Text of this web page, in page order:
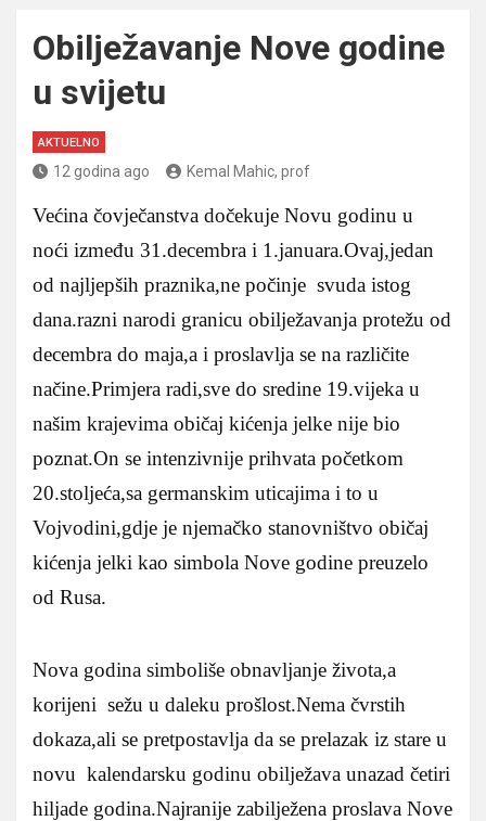
Obilježavanje Nove godine
u svijetu
AKTUELNO
12 godina ago Kemal Mahic, prof
Većina čovječanstva dočekuje Novu godinu u
noći između 31.decembra i 1.januara.Ovaj,jedan
od najljepših praznika,ne počinje svuda istog
dana.razni narodi granicu obilježavanja protežu od
decembra do maja,a i proslavlja se na različite
načine.Primjera radi,sve do sredine 19.vijeka u
našim krajevima običaj kićenja jelke nije bio
poznat.On se intenzivnije prihvata početkom
20.stoljeća,sa germanskim uticajima i to u
Vojvodini,gdje je njemačko stanovništvo običaj
kićenja jelki kao simbola Nove godine preuzelo
od Rusa.
Nova godina simboliše obnavljanje života,a
korijeni sežu u daleku prošlost.Nema čvrstih
dokaza,ali se pretpostavlja da se prelazak iz stare u
novu kalendarsku godinu obilježava unazad četiri
hiljade godina.Najranije zabilježena proslava Nove